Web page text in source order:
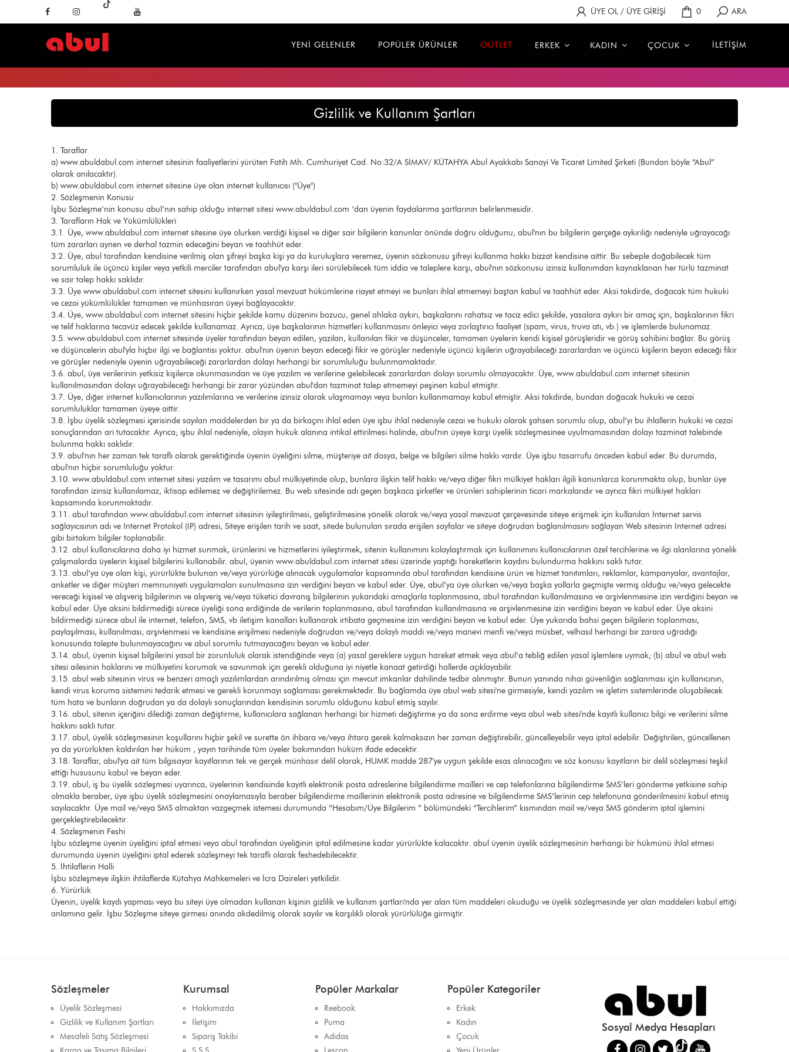
ÜYE OL / ÜYE GİRİŞİ 0 ARA
YENİ GELENLER POPÜLER ÜRÜNLER OUTLET ERKEK KADIN ÇOCUK İLETİŞİM
Gizlilik ve Kullanım Şartları
1. Taraflar
a) www.abuldabul.com internet sitesinin faaliyetlerini yürüten Fatih Mh. Cumhuriyet Cad. No:32/A SİMAV/ KÜTAHYA Abul Ayakkabı Sanayi Ve Ticaret Limited Şirketi (Bundan böyle “Abul”
olarak anılacaktır).
b) www.abuldabul.com internet sitesine üye olan internet kullanıcısı ("Üye")
2. Sözleşmenin Konusu
İşbu Sözleşme’nin konusu abul’nın sahip olduğu internet sitesi www.abuldabul.com ‘dan üyenin faydalanma şartlarının belirlenmesidir.
3. Tarafların Hak ve Yükümlülükleri
3.1. Üye, www.abuldabul.com internet sitesine üye olurken verdiği kişisel ve diğer sair bilgilerin kanunlar önünde doğru olduğunu, abul'nın bu bilgilerin gerçeğe aykırılığı nedeniyle uğrayacağı
tüm zararları aynen ve derhal tazmin edeceğini beyan ve taahhüt eder.
3.2. Üye, abul tarafından kendisine verilmiş olan şifreyi başka kişi ya da kuruluşlara veremez, üyenin sözkonusu şifreyi kullanma hakkı bizzat kendisine aittir. Bu sebeple doğabilecek tüm
sorumluluk ile üçüncü kişiler veya yetkili merciler tarafından abul'ya karşı ileri sürülebilecek tüm iddia ve taleplere karşı, abul'nın sözkonusu izinsiz kullanımdan kaynaklanan her türlü tazminat
ve sair talep hakkı saklıdır.
3.3. Üye www.abuldabul.com internet sitesini kullanırken yasal mevzuat hükümlerine riayet etmeyi ve bunları ihlal etmemeyi baştan kabul ve taahhüt eder. Aksi takdirde, doğacak tüm hukuki
ve cezai yükümlülükler tamamen ve münhasıran üyeyi bağlayacaktır.
3.4. Üye, www.abuldabul.com internet sitesini hiçbir şekilde kamu düzenini bozucu, genel ahlaka aykırı, başkalarını rahatsız ve taciz edici şekilde, yasalara aykırı bir amaç için, başkalarının fikri
ve telif haklarına tecavüz edecek şekilde kullanamaz. Ayrıca, üye başkalarının hizmetleri kullanmasını önleyici veya zorlaştırıcı faaliyet (spam, virus, truva atı, vb.) ve işlemlerde bulunamaz.
3.5. www.abuldabul.com internet sitesinde üyeler tarafından beyan edilen, yazılan, kullanılan fikir ve düşünceler, tamamen üyelerin kendi kişisel görüşleridir ve görüş sahibini bağlar. Bu görüş
ve düşüncelerin abul'yla hiçbir ilgi ve bağlantısı yoktur. abul'nın üyenin beyan edeceği fikir ve görüşler nedeniyle üçüncü kişilerin uğrayabileceği zararlardan ve üçüncü kişilerin beyan edeceği fikir
ve görüşler nedeniyle üyenin uğrayabileceği zararlardan dolayı herhangi bir sorumluluğu bulunmamaktadır.
3.6. abul, üye verilerinin yetkisiz kişilerce okunmasından ve üye yazılım ve verilerine gelebilecek zararlardan dolayı sorumlu olmayacaktır. Üye, www.abuldabul.com internet sitesinin
kullanılmasından dolayı uğrayabileceği herhangi bir zarar yüzünden abul'dan tazminat talep etmemeyi peşinen kabul etmiştir.
3.7. Üye, diğer internet kullanıcılarının yazılımlarına ve verilerine izinsiz olarak ulaşmamayı veya bunları kullanmamayı kabul etmiştir. Aksi takdirde, bundan doğacak hukuki ve cezai
sorumluluklar tamamen üyeye aittir.
3.8. İşbu üyelik sözleşmesi içerisinde sayılan maddelerden bir ya da birkaçını ihlal eden üye işbu ihlal nedeniyle cezai ve hukuki olarak şahsen sorumlu olup, abul’yı bu ihlallerin hukuki ve cezai
sonuçlarından ari tutacaktır. Ayrıca; işbu ihlal nedeniyle, olayın hukuk alanına intikal ettirilmesi halinde, abul'nın üyeye karşı üyelik sözleşmesinee uyulmamasından dolayı tazminat talebinde
bulunma hakkı saklıdır.
3.9. abul'nın her zaman tek taraflı olarak gerektiğinde üyenin üyeliğini silme, müşteriye ait dosya, belge ve bilgileri silme hakkı vardır. Üye işbu tasarrufu önceden kabul eder. Bu durumda,
abul'nın hiçbir sorumluluğu yoktur.
3.10. www.abuldabul.com internet sitesi yazılım ve tasarımı abul mülkiyetinde olup, bunlara ilişkin telif hakkı ve/veya diğer fikri mülkiyet hakları ilgili kanunlarca korunmakta olup, bunlar üye
tarafından izinsiz kullanılamaz, iktisap edilemez ve değiştirilemez. Bu web sitesinde adı geçen başkaca şirketler ve ürünleri sahiplerinin ticari markalarıdır ve ayrıca fikri mülkiyet hakları
kapsamında korunmaktadır.
3.11. abul tarafından www.abuldabul.com internet sitesinin iyileştirilmesi, geliştirilmesine yönelik olarak ve/veya yasal mevzuat çerçevesinde siteye erişmek için kullanılan İnternet servis
sağlayıcısının adı ve Internet Protokol (IP) adresi, Siteye erişilen tarih ve saat, sitede bulunulan sırada erişilen sayfalar ve siteye doğrudan bağlanılmasını sağlayan Web sitesinin Internet adresi
gibi birtakım bilgiler toplanabilir.
3.12. abul kullanıcılarına daha iyi hizmet sunmak, ürünlerini ve hizmetlerini iyileştirmek, sitenin kullanımını kolaylaştırmak için kullanımını kullanıcılarının özel tercihlerine ve ilgi alanlarına yönelik
çalışmalarda üyelerin kişisel bilgilerini kullanabilir. abul, üyenin www.abuldabul.com internet sitesi üzerinde yaptığı hareketlerin kaydını bulundurma hakkını saklı tutar.
3.13. abul’ya üye olan kişi, yürürlükte bulunan ve/veya yürürlüğe alınacak uygulamalar kapsamında abul tarafından kendisine ürün ve hizmet tanıtımları, reklamlar, kampanyalar, avantajlar,
anketler ve diğer müşteri memnuniyeti uygulamaları sunulmasına izin verdiğini beyan ve kabul eder. Üye, abul’ya üye olurken ve/veya başka yollarla geçmişte vermiş olduğu ve/veya gelecekte
vereceği kişisel ve alışveriş bilgilerinin ve alışveriş ve/veya tüketici davranış bilgilerinin yukarıdaki amaçlarla toplanmasına, abul tarafından kullanılmasına ve arşivlenmesine izin verdiğini beyan ve
kabul eder. Üye aksini bildirmediği sürece üyeliği sona erdiğinde de verilerin toplanmasına, abul tarafından kullanılmasına ve arşivlenmesine izin verdiğini beyan ve kabul eder. Üye aksini
bildirmediği sürece abul ile internet, telefon, SMS, vb iletişim kanalları kullanarak irtibata geçmesine izin verdiğini beyan ve kabul eder. Üye yukarıda bahsi geçen bilgilerin toplanması,
paylaşılması, kullanılması, arşivlenmesi ve kendisine erişilmesi nedeniyle doğrudan ve/veya dolaylı maddi ve/veya manevi menfi ve/veya müsbet, velhasıl herhangi bir zarara uğradığı
konusunda talepte bulunmayacağını ve abul sorumlu tutmayacağını beyan ve kabul eder.
3.14. abul, üyenin kişisel bilgilerini yasal bir zorunluluk olarak istendiğinde veya (a) yasal gereklere uygun hareket etmek veya abul’a tebliğ edilen yasal işlemlere uymak; (b) abul ve abul web
sitesi ailesinin haklarını ve mülkiyetini korumak ve savunmak için gerekli olduğuna iyi niyetle kanaat getirdiği hallerde açıklayabilir.
3.15. abul web sitesinin virus ve benzeri amaçlı yazılımlardan arındırılmış olması için mevcut imkanlar dahilinde tedbir alınmıştır. Bunun yanında nihai güvenliğin sağlanması için kullanıcının,
kendi virus koruma sistemini tedarik etmesi ve gerekli korunmayı sağlaması gerekmektedir. Bu bağlamda üye abul web sitesi'ne girmesiyle, kendi yazılım ve işletim sistemlerinde oluşabilecek
tüm hata ve bunların doğrudan ya da dolaylı sonuçlarından kendisinin sorumlu olduğunu kabul etmiş sayılır.
3.16. abul, sitenin içeriğini dilediği zaman değiştirme, kullanıcılara sağlanan herhangi bir hizmeti değiştirme ya da sona erdirme veya abul web sitesi'nde kayıtlı kullanıcı bilgi ve verilerini silme
hakkını saklı tutar.
3.17. abul, üyelik sözleşmesinin koşullarını hiçbir şekil ve surette ön ihbara ve/veya ihtara gerek kalmaksızın her zaman değiştirebilir, güncelleyebilir veya iptal edebilir. Değiştirilen, güncellenen
ya da yürürlükten kaldırılan her hüküm , yayın tarihinde tüm üyeler bakımından hüküm ifade edecektir.
3.18. Taraflar, abul'ya ait tüm bilgisayar kayıtlarının tek ve gerçek münhasır delil olarak, HUMK madde 287'ye uygun şekilde esas alınacağını ve söz konusu kayıtların bir delil sözleşmesi teşkil
ettiği hususunu kabul ve beyan eder.
3.19. abul, iş bu üyelik sözleşmesi uyarınca, üyelerinin kendisinde kayıtlı elektronik posta adreslerine bilgilendirme mailleri ve cep telefonlarına bilgilendirme SMS’leri gönderme yetkisine sahip
olmakla beraber, üye işbu üyelik sözleşmesini onaylamasıyla beraber bilgilendirme maillerinin elektronik posta adresine ve bilgilendirme SMS’lerinin cep telefonuna gönderilmesini kabul etmiş
sayılacaktır. Üye mail ve/veya SMS almaktan vazgeçmek istemesi durumunda “Hesabım/Üye Bilgilerim ” bölümündeki “Tercihlerim” kısmından mail ve/veya SMS gönderim iptal işlemini
gerçekleştirebilecektir.
4. Sözleşmenin Feshi
İşbu sözleşme üyenin üyeliğini iptal etmesi veya abul tarafından üyeliğinin iptal edilmesine kadar yürürlükte kalacaktır. abul üyenin üyelik sözleşmesinin herhangi bir hükmünü ihlal etmesi
durumunda üyenin üyeliğini iptal ederek sözleşmeyi tek taraflı olarak feshedebilecektir.
5. İhtilaflerin Halli
İşbu sözleşmeye ilişkin ihtilaflerde Kütahya Mahkemeleri ve İcra Daireleri yetkilidir.
6. Yürürlük
Üyenin, üyelik kaydı yapması veya bu siteyi üye olmadan kullanan kişinin gizlilik ve kullanım şartları'nda yer alan tüm maddeleri okuduğu ve üyelik sözleşmesinde yer alan maddeleri kabul ettiği
anlamına gelir. İşbu Sözleşme siteye girmesi anında akdedilmiş olarak sayılır ve karşılıklı olarak yürürlülüğe girmiştir.
Sözleşmeler
Üyelik Sözleşmesi
Gizlilik ve Kullanım Şartları
Mesafeli Satış Sözleşmesi
Kurumsal
Hakkımızda
İletişim
Sipariş Takibi
Popüler Markalar
Reebook
Puma
Adidas
Popüler Kategoriler
Erkek
Kadın
Çocuk
Sosyal Medya Hesapları